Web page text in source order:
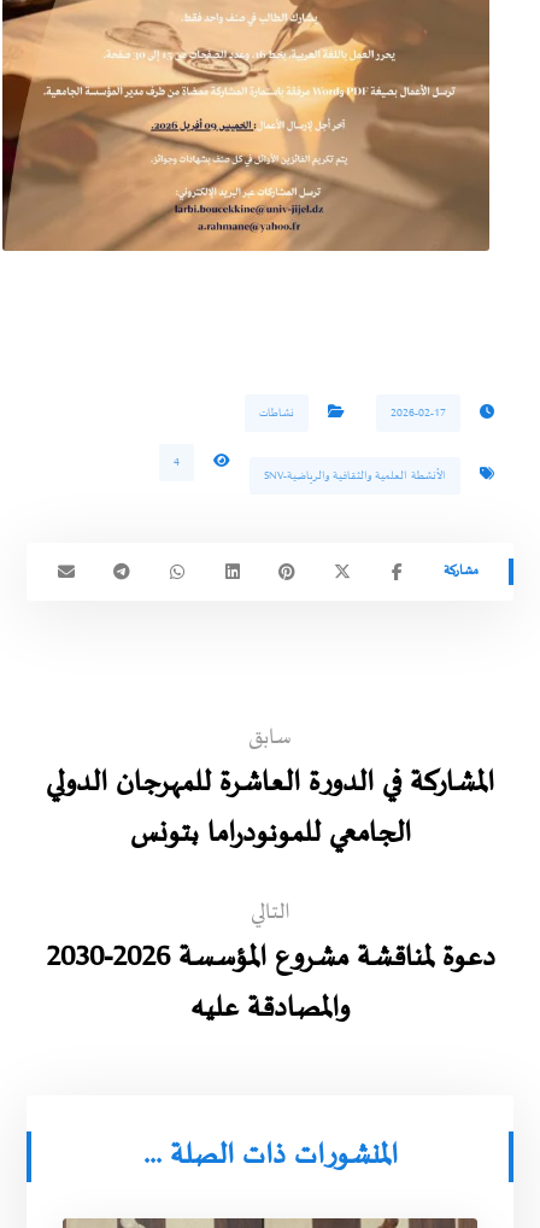
2026-02-17 نشاطات
الأنشطة العلمية والثقافية والرياضية-SNV
4
سابق
المشاركة في الدورة العاشرة للمهرجان الدولي
الجامعي للمونودراما بتونس
التالي
دعوة لمناقشة مشروع المؤسسة 2026-2030
والمصادقة عليه
المنشورات ذات الصلة ...